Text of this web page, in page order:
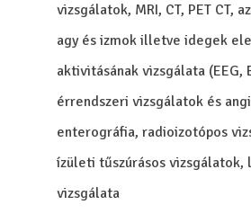
vizsgálatok, MRI, CT, PET CT, az
agy és izmok illetve idegek
aktivitásának vizsgálata (EEG,
érrendszeri vizsgálatok és
enterográfia, radioizotópos
ízületi tűszúrásos vizsgálatok,
vizsgálata